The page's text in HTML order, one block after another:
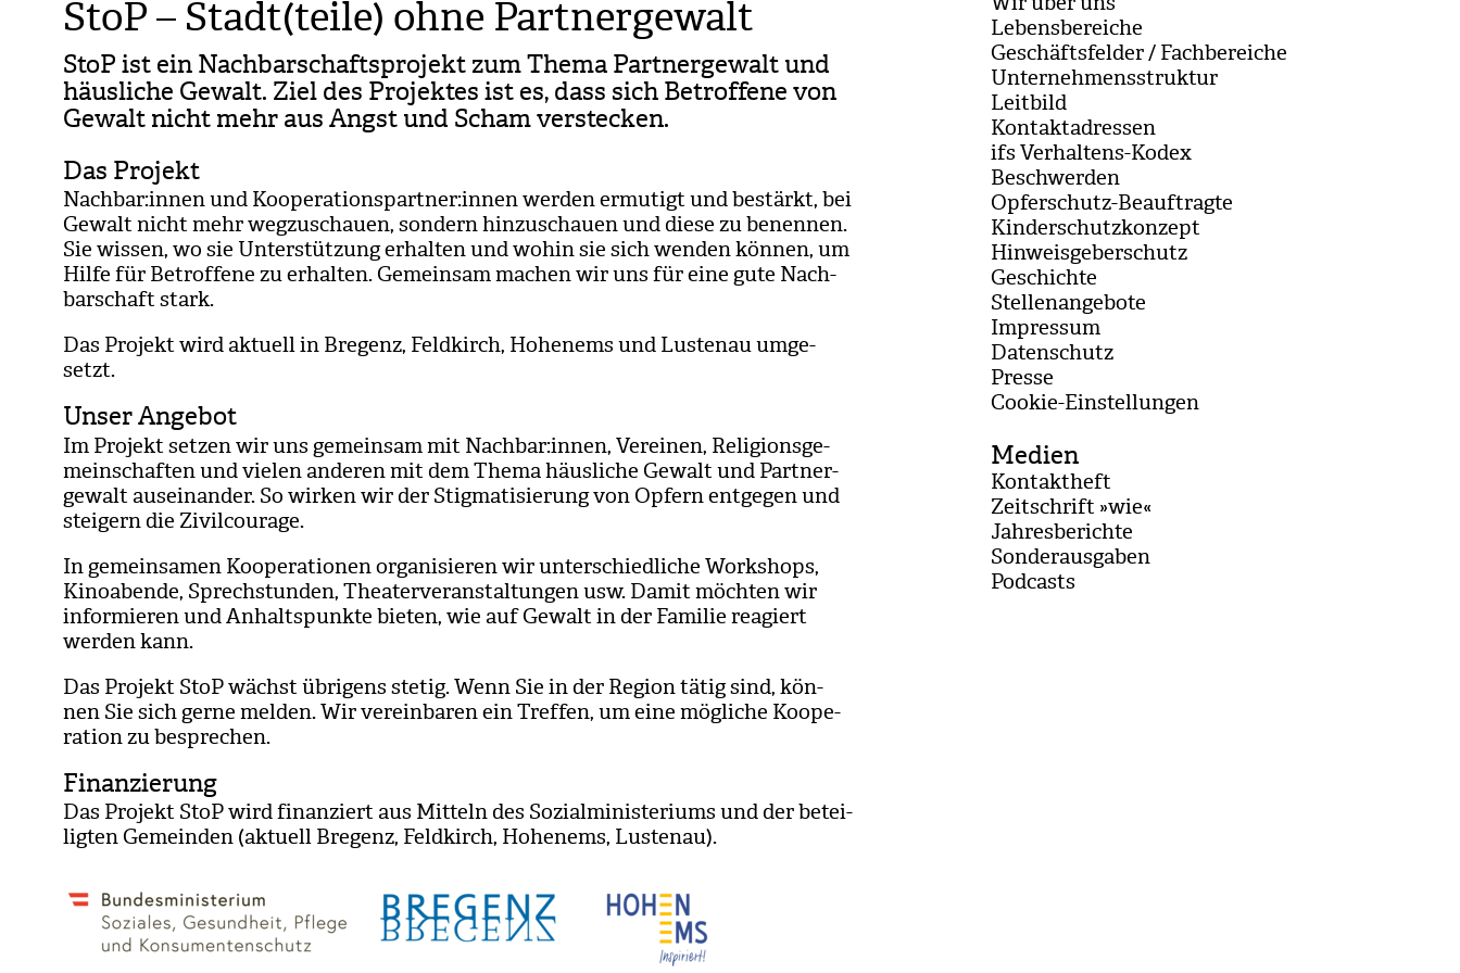
StoP – Stadt(teile) ohne Partnergewalt
StoP ist ein Nach­bar­schafts­pro­jekt zum Thema Part­ner­ge­walt und
häus­li­che Gewalt. Ziel des Pro­jek­tes ist es, dass sich Betrof­fene von
Gewalt nicht mehr aus Angst und Scham ver­ste­cken.
Das Projekt
Nach­bar:innen und Koope­ra­ti­ons­part­ner:innen wer­den ermu­tigt und bestärkt, bei
Gewalt nicht mehr weg­zu­schauen, son­dern hin­zu­schauen und diese zu benen­nen.
Sie wis­sen, wo sie Unter­stüt­zung erhal­ten und wohin sie sich wen­den kön­nen, um
Hilfe für Betrof­fene zu erhal­ten. Gemein­sam machen wir uns für eine gute Nach­
bar­schaft stark.
Das Pro­jekt wird aktu­ell in Bre­genz, Feld­kirch, Hohen­ems und Lus­tenau umge­
setzt.
Unser Angebot
Im Pro­jekt set­zen wir uns gemein­sam mit Nach­bar:innen, Ver­ei­nen, Reli­gi­ons­ge­
mein­schaf­ten und vie­len ande­ren mit dem Thema häus­li­che Gewalt und Part­ner­
ge­walt aus­ein­an­der. So wir­ken wir der Stig­ma­ti­sie­rung von Opfern ent­ge­gen und
stei­gern die Zivil­cou­rage.
In gemein­sa­men Koope­ra­tio­nen orga­ni­sie­ren wir unter­schied­li­che Work­shops,
Kino­abende, Sprech­stun­den, Thea­ter­ver­an­stal­tun­gen usw. Damit möch­ten wir
infor­mie­ren und Anhalts­punkte bie­ten, wie auf Gewalt in der Fami­lie reagiert
wer­den kann.
Das Pro­jekt StoP wächst übri­gens ste­tig. Wenn Sie in der Region tätig sind, kön­
nen Sie sich gerne mel­den. Wir ver­ein­ba­ren ein Tref­fen, um eine mög­li­che Koope­
ra­tion zu bespre­chen.
Finanzierung
Das Pro­jekt StoP wird finan­ziert aus Mit­teln des Sozi­al­mi­nis­te­ri­ums und der betei­
lig­ten Gemein­den (aktu­ell Bre­genz, Feld­kirch, Hohen­ems, Lus­tenau).
Lebensbereiche
Geschäftsfelder / Fachbereiche
Unternehmensstruktur
Leitbild
Kontaktadressen
ifs Verhaltens-Kodex
Beschwerden
Opferschutz-Beauftragte
Kinderschutzkonzept
Hinweisgeberschutz
Geschichte
Stellenangebote
Impressum
Datenschutz
Presse
Coo­kie-Ein­stel­lun­gen
Medien
Kontaktheft
Zeitschrift »wie«
Jahresberichte
Sonderausgaben
Podcasts